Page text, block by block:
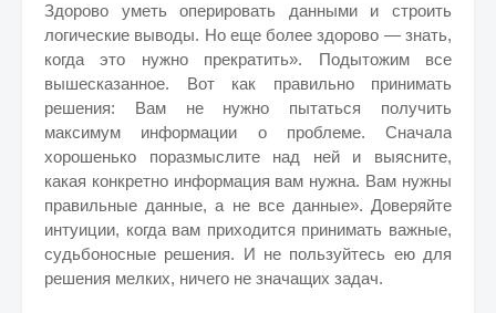
Здорово уметь оперировать данными и строить
логические выводы. Но еще более здорово — знать,
когда это нужно прекратить». Подытожим все
вышесказанное. Вот как правильно принимать
решения: Вам не нужно пытаться получить
максимум информации о проблеме. Сначала
хорошенько поразмыслите над ней и выясните,
какая конкретно информация вам нужна. Вам нужны
правильные данные, а не все данные». Доверяйте
интуиции, когда вам приходится принимать важные,
судьбоносные решения. И не пользуйтесь ею для
решения мелких, ничего не значащих задач.